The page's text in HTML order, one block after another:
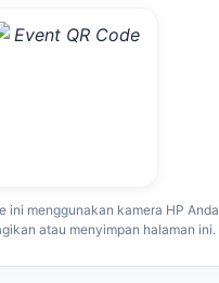
ini menggunakan kamera HP Anda
atau menyimpan halaman ini.